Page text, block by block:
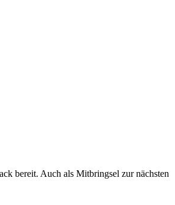
bereit. Auch als Mitbringsel zur nächsten